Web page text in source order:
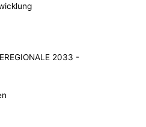
2033 -